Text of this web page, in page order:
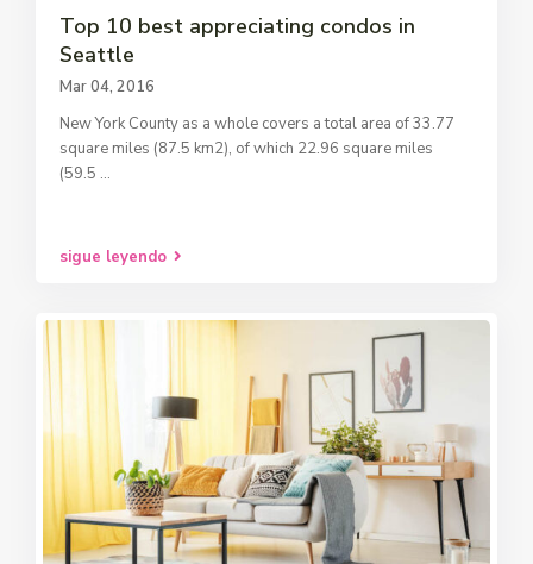
Top 10 best appreciating condos in
Seattle
Mar 04, 2016
New York County as a whole covers a total area of 33.77
square miles (87.5 km2), of which 22.96 square miles
(59.5 ...
sigue leyendo